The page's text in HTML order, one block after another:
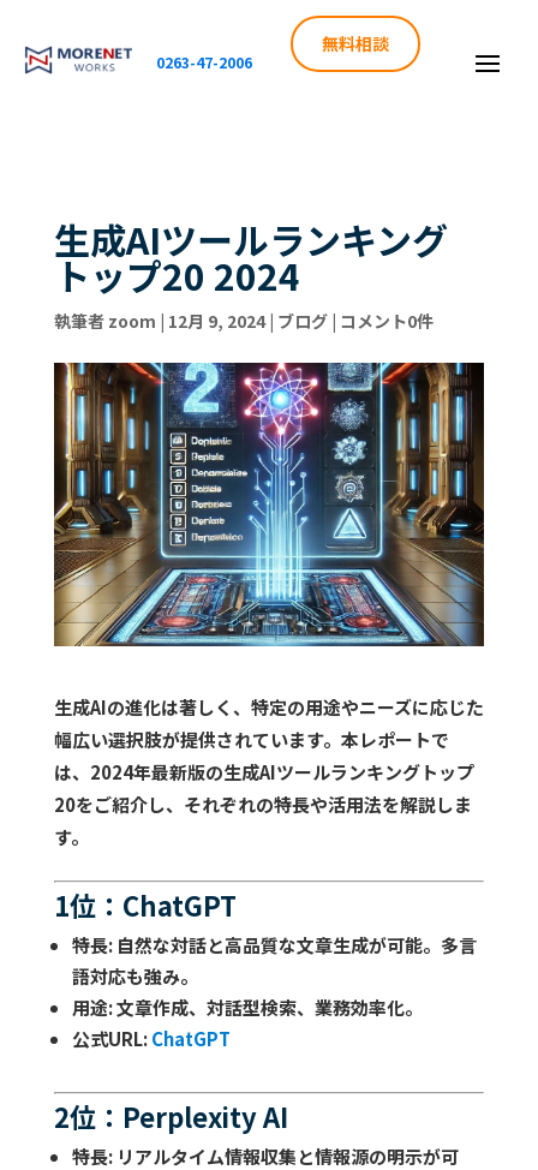
0263-47-2006
無料相談
生成AIツールランキング
トップ20 2024
執筆者 zoom | 12月 9, 2024| ブログ| コメント0件
生成AIの進化は著しく、特定の用途やニーズに応じた
幅広い選択肢が提供されています。本レポートで
は、2024年最新版の生成AIツールランキングトップ
20をご紹介し、それぞれの特長や活用法を解説しま
す。
1位：ChatGPT
特長: 自然な対話と高品質な文章生成が可能。多言
語対応も強み。
用途: 文章作成、対話型検索、業務効率化。
公式URL:ChatGPT
2位：Perplexity AI
特長: リアルタイム情報収集と情報源の明示が可